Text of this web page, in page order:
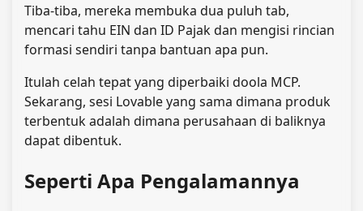
Tiba-tiba, mereka membuka dua puluh tab,
mencari tahu EIN dan ID Pajak dan mengisi rincian
formasi sendiri tanpa bantuan apa pun.
Itulah celah tepat yang diperbaiki doola MCP.
Sekarang, sesi Lovable yang sama dimana produk
terbentuk adalah dimana perusahaan di baliknya
dapat dibentuk.
Seperti Apa Pengalamannya